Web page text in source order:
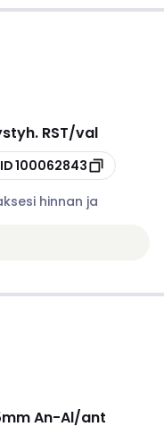
RST/val
100062843
hinnan ja
An-Al/ant